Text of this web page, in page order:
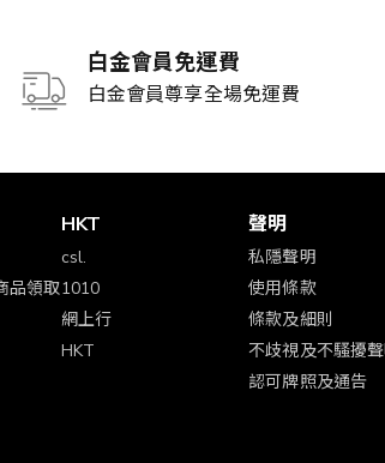
白金會員免運費
白金會員尊享全場免運費
品領取
HKT
csl.
1010
網上行
HKT
聲明
私隱聲明
使用條款
條款及細則
不歧視及不騷擾
認可牌照及通告